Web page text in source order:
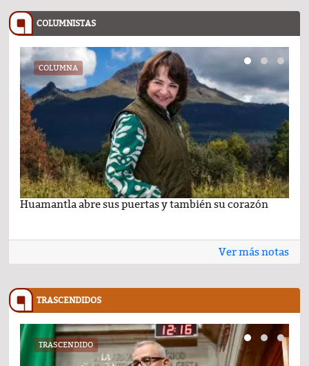
COLUMNISTAS
COLUMNA
Huamantla abre sus puertas y también su corazón
Ver más notas
TRASCENDIDOS
TRASCENDIDO